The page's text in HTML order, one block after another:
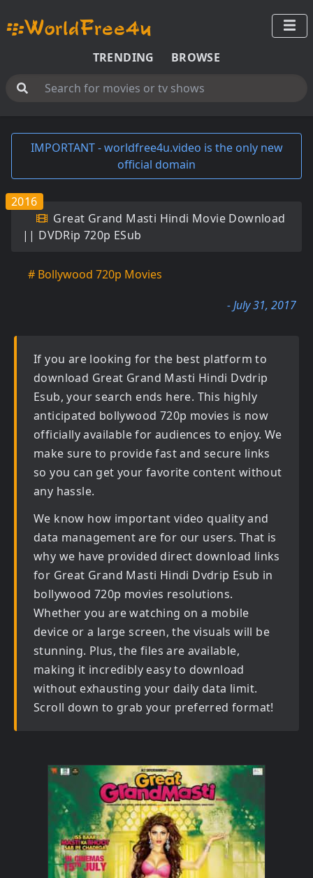
TRENDING BROWSE
IMPORTANT - worldfree4u.video is the only new
official domain
Great Grand Masti Hindi Movie Download
|| DVDRip 720p ESub
2016
# Bollywood 720p Movies
- July 31, 2017
If you are looking for the best platform to
download Great Grand Masti Hindi Dvdrip
Esub, your search ends here. This highly
anticipated bollywood 720p movies is now
officially available for audiences to enjoy. We
make sure to provide fast and secure links
so you can get your favorite content without
any hassle.
We know how important video quality and
data management are for our users. That is
why we have provided direct download links
for Great Grand Masti Hindi Dvdrip Esub in
bollywood 720p movies resolutions.
Whether you are watching on a mobile
device or a large screen, the visuals will be
stunning. Plus, the files are available,
making it incredibly easy to download
without exhausting your daily data limit.
Scroll down to grab your preferred format!